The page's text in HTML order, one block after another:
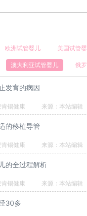
欧洲试管婴儿 美国试管
澳大利亚试管婴儿 俄
发育的病因
锡健康 来源：本站编辑
的移植导管
锡健康 来源：本站编辑
的全过程解析
锡健康 来源：本站编辑
30多